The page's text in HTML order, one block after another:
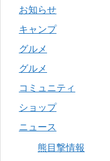
お知らせ
キャンプ
グルメ
グルメ
コミュニティ
ショップ
ニュース
熊目撃情報